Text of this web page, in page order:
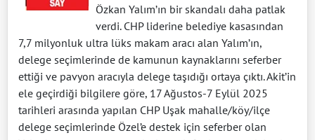
Özkan Yalım’ın bir skandalı daha patlak
verdi. CHP liderine belediye kasasından
7,7 milyonluk ultra lüks makam aracı alan Yalım’ın,
delege seçimlerinde de kamunun kaynaklarını seferber
ettiği ve pavyon aracıyla delege taşıdığı ortaya çıktı. Akit’in
ele geçirdiği bilgilere göre, 17 Ağustos-7 Eylül 2025
tarihleri arasında yapılan CHP Uşak mahalle/köy/ilçe
delege seçimlerinde Özel’e destek için seferber olan